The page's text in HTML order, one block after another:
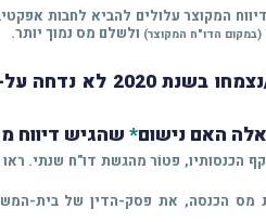
המקוצר עלולים להביא לחבות
(במקום הדו"ח המקוצר) ולשלם מס נמוך יותר.
ידי רשות המסים, ועל-כן
האם נישום* שהגיש דיווח